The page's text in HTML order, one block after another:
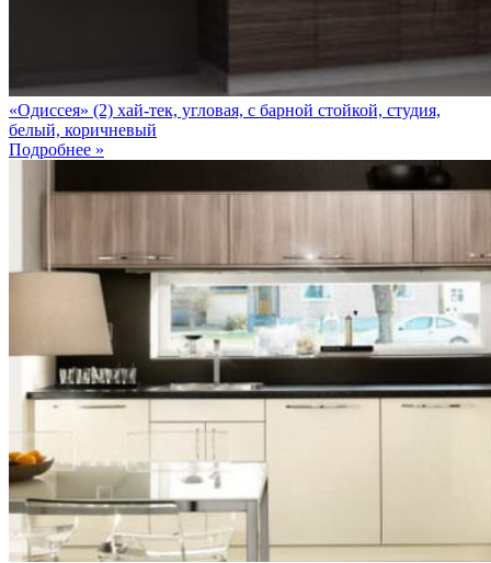
«Одиссея» (2) хай-тек, угловая, с барной стойкой, студия,
белый, коричневый
Подробнее »